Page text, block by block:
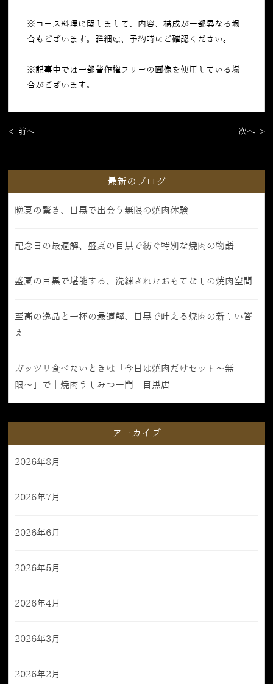
※コース料理に関しまして、内容、構成が一部異なる場
合もございます。詳細は、予約時にご確認ください。
※記事中では一部著作権フリーの画像を使用している場
合がございます。
< 前へ 次へ >
最新のブログ
晩夏の驚き、目黒で出会う無限の焼肉体験
記念日の最適解、盛夏の目黒で紡ぐ特別な焼肉の物語
盛夏の目黒で堪能する、洗練されたおもてなしの焼肉空間
至高の逸品と一杯の最適解、目黒で叶える焼肉の新しい答
え
ガッツリ食べたいときは「今日は焼肉だけセット〜無
限〜」で｜焼肉うしみつ一門 目黒店
アーカイブ
2026年8月
2026年7月
2026年6月
2026年5月
2026年4月
2026年3月
2026年2月